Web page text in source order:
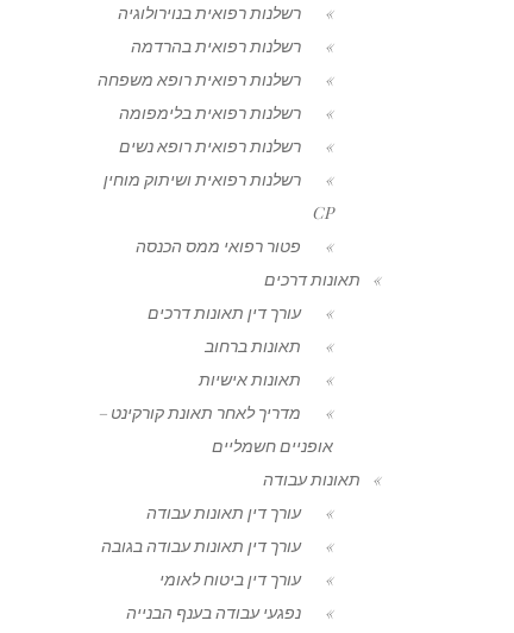
רשלנות רפואית בנוירולוגיה
רשלנות רפואית בהרדמה
רשלנות רפואית רופא משפחה
רשלנות רפואית בלימפומה
רשלנות רפואית רופא נשים
רשלנות רפואית ושיתוק מוחין
CP
פטור רפואי ממס הכנסה
תאונות דרכים
עורך דין תאונות דרכים
תאונות ברחוב
תאונות אישיות
מדריך לאחר תאונת קורקינט –
אופניים חשמליים
תאונות עבודה
עורך דין תאונות עבודה
עורך דין תאונות עבודה בגובה
עורך דין ביטוח לאומי
נפגעי עבודה בענף הבנייה